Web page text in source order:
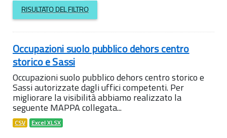
RISULTATO DEL FILTRO
Occupazioni suolo pubblico dehors centro
storico e Sassi
Occupazioni suolo pubblico dehors centro storico e
Sassi autorizzate dagli uffici competenti. Per
migliorare la visibilità abbiamo realizzato la
seguente MAPPA collegata...
CSV Excel XLSX